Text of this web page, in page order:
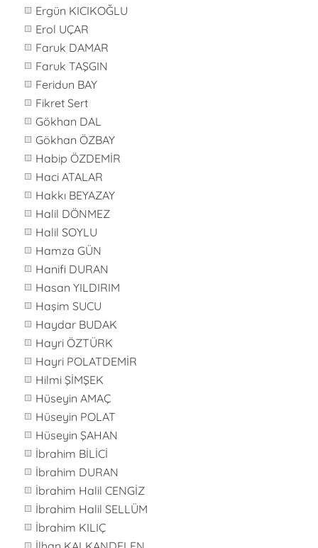
Ergün KICIKOĞLU
Erol UÇAR
Faruk DAMAR
Faruk TAŞGIN
Feridun BAY
Fikret Sert
Gökhan DAL
Gökhan ÖZBAY
Habip ÖZDEMİR
Haci ATALAR
Hakkı BEYAZAY
Halil DÖNMEZ
Halil SOYLU
Hamza GÜN
Hanifi DURAN
Hasan YILDIRIM
Haşim SUCU
Haydar BUDAK
Hayri ÖZTÜRK
Hayri POLATDEMİR
Hilmi ŞİMŞEK
Hüseyin AMAÇ
Hüseyin POLAT
Hüseyin ŞAHAN
İbrahim BİLİCİ
İbrahim DURAN
İbrahim Halil CENGİZ
İbrahim Halil SELLÜM
İbrahim KILIÇ